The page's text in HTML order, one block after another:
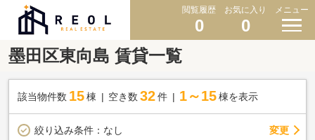
閲覧履歴
0
お気に入り
0
メニュー
墨田区東向島 賃貸一覧
該当物件数 15棟 空き数 32 件 1～15 棟を表示
絞り込み条件： なし 変更